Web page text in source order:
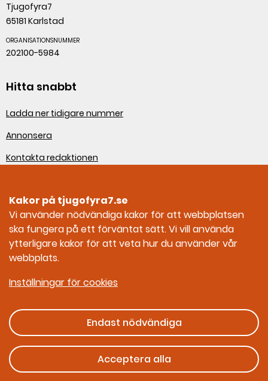
Tjugofyra7
65181 Karlstad
ORGANISATIONSNUMMER
202100-5984
Hitta snabbt
Ladda ner tidigare nummer
Annonsera
Kontakta redaktionen
Sociala medier
Tjugofyra7 på Facebook
Tjugofyra7 på Instagram
Ges ut av Myndigheten för civilt försvar
Kakor på tjugofyra7.se
Vi använder nödvändiga kakor för att webbplatsen
ska fungera på ett förväntat sätt. Vi vill använda
ytterligare kakor för att veta hur du använder vår
webbplats.
Inställningar för cookies
Endast nödvändiga
Acceptera alla